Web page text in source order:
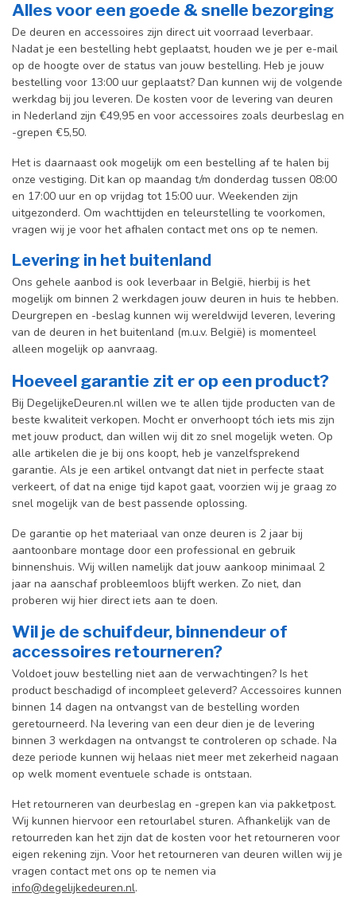
Alles voor een goede & snelle bezorging
De deuren en accessoires zijn direct uit voorraad leverbaar.
Nadat je een bestelling hebt geplaatst, houden we je per e-mail
op de hoogte over de status van jouw bestelling. Heb je jouw
bestelling voor 13:00 uur geplaatst? Dan kunnen wij de volgende
werkdag bij jou leveren. De kosten voor de levering van deuren
in Nederland zijn €49,95 en voor accessoires zoals deurbeslag en
-grepen €5,50.
Het is daarnaast ook mogelijk om een bestelling af te halen bij
onze vestiging. Dit kan op maandag t/m donderdag tussen 08:00
en 17:00 uur en op vrijdag tot 15:00 uur. Weekenden zijn
uitgezonderd. Om wachttijden en teleurstelling te voorkomen,
vragen wij je voor het afhalen contact met ons op te nemen.
Levering in het buitenland
Ons gehele aanbod is ook leverbaar in België, hierbij is het
mogelijk om binnen 2 werkdagen jouw deuren in huis te hebben.
Deurgrepen en -beslag kunnen wij wereldwijd leveren, levering
van de deuren in het buitenland (m.u.v. België) is momenteel
alleen mogelijk op aanvraag.
Hoeveel garantie zit er op een product?
Bij DegelijkeDeuren.nl willen we te allen tijde producten van de
beste kwaliteit verkopen. Mocht er onverhoopt tóch iets mis zijn
met jouw product, dan willen wij dit zo snel mogelijk weten. Op
alle artikelen die je bij ons koopt, heb je vanzelfsprekend
garantie. Als je een artikel ontvangt dat niet in perfecte staat
verkeert, of dat na enige tijd kapot gaat, voorzien wij je graag zo
snel mogelijk van de best passende oplossing.
De garantie op het materiaal van onze deuren is 2 jaar bij
aantoonbare montage door een professional en gebruik
binnenshuis. Wij willen namelijk dat jouw aankoop minimaal 2
jaar na aanschaf probleemloos blijft werken. Zo niet, dan
proberen wij hier direct iets aan te doen.
Wil je de schuifdeur, binnendeur of
accessoires retourneren?
Voldoet jouw bestelling niet aan de verwachtingen? Is het
product beschadigd of incompleet geleverd? Accessoires kunnen
binnen 14 dagen na ontvangst van de bestelling worden
geretourneerd. Na levering van een deur dien je de levering
binnen 3 werkdagen na ontvangst te controleren op schade. Na
deze periode kunnen wij helaas niet meer met zekerheid nagaan
op welk moment eventuele schade is ontstaan.
Het retourneren van deurbeslag en -grepen kan via pakketpost.
Wij kunnen hiervoor een retourlabel sturen. Afhankelijk van de
retourreden kan het zijn dat de kosten voor het retourneren voor
eigen rekening zijn. Voor het retourneren van deuren willen wij je
vragen contact met ons op te nemen via
info@degelijkedeuren.nl.